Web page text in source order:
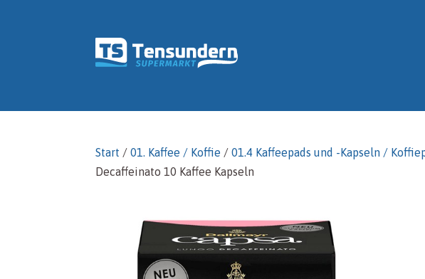
Start /01. Kaffee / Koffie /01.4 Kaffeepads und -Kapseln /
Decaffeinato 10 Kaffee Kapseln